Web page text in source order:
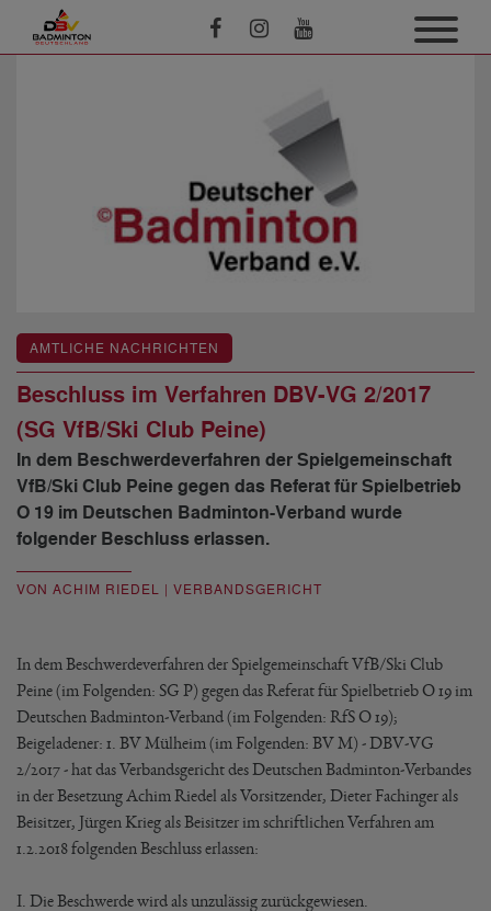
AMTLICHE NACHRICHTEN
Beschluss im Verfahren DBV-VG 2/2017
(SG VfB/Ski Club Peine)
In dem Beschwerdeverfahren der Spielgemeinschaft
VfB/Ski Club Peine gegen das Referat für Spielbetrieb
O 19 im Deutschen Badminton-Verband wurde
folgender Beschluss erlassen.
VON ACHIM RIEDEL | VERBANDSGERICHT
In dem Beschwerdeverfahren der Spielgemeinschaft VfB/Ski Club
Peine (im Folgenden: SG P) gegen das Referat für Spielbetrieb O 19 im
Deutschen Badminton-Verband (im Folgenden: RfS O 19);
Beigeladener: 1. BV Mülheim (im Folgenden: BV M) - DBV-VG
2/2017 - hat das Verbandsgericht des Deutschen Badminton-Verbandes
in der Besetzung Achim Riedel als Vorsitzender, Dieter Fachinger als
Beisitzer, Jürgen Krieg als Beisitzer im schriftlichen Verfahren am
1.2.2018 folgenden Beschluss erlassen:
I. Die Beschwerde wird als unzulässig zurückgewiesen.